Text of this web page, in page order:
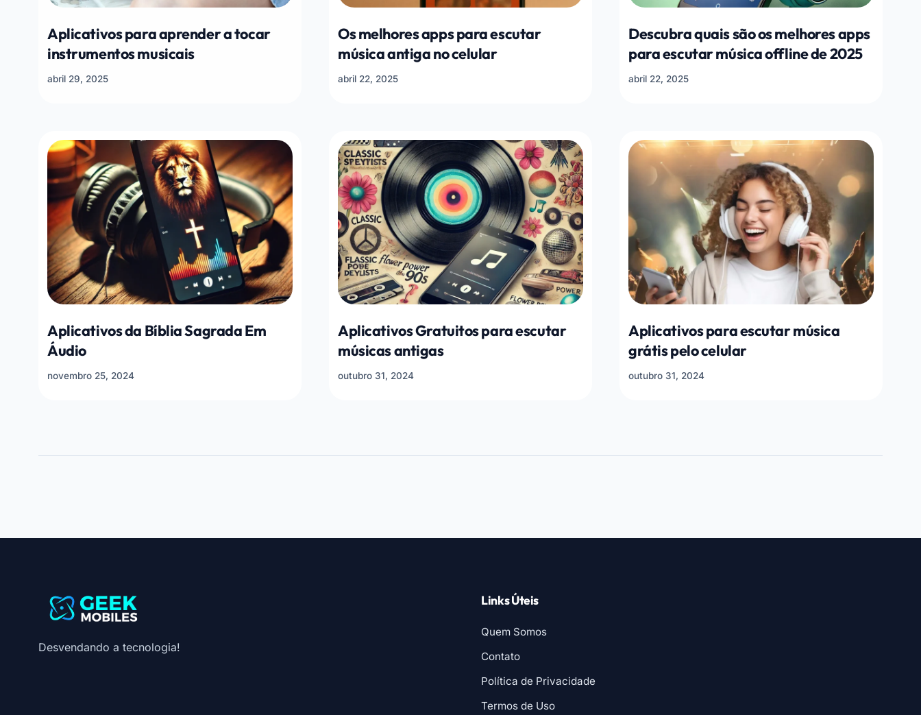
Aplicativos para aprender a tocar
instrumentos musicais
abril 29, 2025
Os melhores apps para escutar
música antiga no celular
abril 22, 2025
Descubra quais são os melhores apps
para escutar música offline de 2025
abril 22, 2025
Aplicativos da Bíblia Sagrada Em
Áudio
novembro 25, 2024
Aplicativos Gratuitos para escutar
músicas antigas
outubro 31, 2024
Aplicativos para escutar música
grátis pelo celular
outubro 31, 2024
Desvendando a tecnologia!
Links Úteis
Quem Somos
Contato
Política de Privacidade
Termos de Uso